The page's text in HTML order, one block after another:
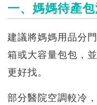
一、媽媽待產包
建議將媽媽用品分
箱或大容量包包，
更好找。
部分醫院空調較冷